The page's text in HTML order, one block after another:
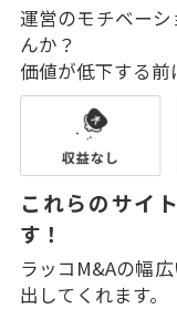
運営のモチベー
んか？
価値が低下する前
これらのサイ
す！
ラッコM&Aの幅
出してくれます。